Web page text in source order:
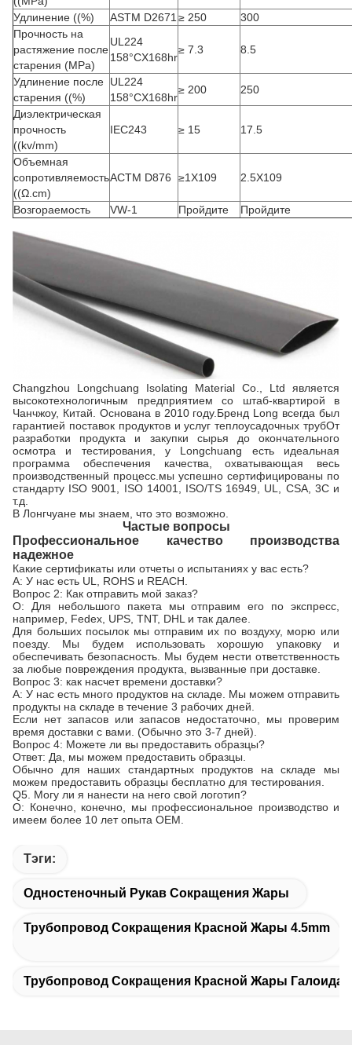
Удлинение ((%) ASTM D2671 ≥ 250
300
Прочность на
растяжение после
старения (MPa)
UL224
158°CX168hr
≥ 7.3 8.5
Удлинение после
старения ((%)
UL224
158°CX168hr
≥ 200
250
Диэлектрическая
прочность
((kv/mm)
IEC243 ≥ 15 17.5
Объемная
сопротивляемость
((Ω.cm)
АСТМ D876 ≥1X109 2.5X109
Возгораемость VW-1 Пройдите Пройдите
Changzhou Longchuang Isolating Material Co., Ltd является
высокотехнологичным предприятием со штаб-квартирой в
Чанчжоу, Китай. Основана в 2010 году.Бренд Long всегда был
гарантией поставок продуктов и услуг теплоусадочных трубОт
разработки продукта и закупки сырья до окончательного
осмотра и тестирования, у Longchuang есть идеальная
программа обеспечения качества, охватывающая весь
производственный процесс.мы успешно сертифицированы по
стандарту ISO 9001, ISO 14001, ISO/TS 16949, UL, CSA, 3C и
т.д.
В Лонгчуане мы знаем, что это возможно.
Частые вопросы
Профессиональное качество производства
надежное
Какие сертификаты или отчеты о испытаниях у вас есть?
A: У нас есть UL, ROHS и REACH.
Вопрос 2: Как отправить мой заказ?
О: Для небольшого пакета мы отправим его по экспресс,
например, Fedex, UPS, TNT, DHL и так далее.
Для больших посылок мы отправим их по воздуху, морю или
поезду. Мы будем использовать хорошую упаковку и
обеспечивать безопасность. Мы будем нести ответственность
за любые повреждения продукта, вызванные при доставке.
Вопрос 3: как насчет времени доставки?
A: У нас есть много продуктов на складе. Мы можем отправить
продукты на складе в течение 3 рабочих дней.
Если нет запасов или запасов недостаточно, мы проверим
время доставки с вами. (Обычно это 3-7 дней).
Вопрос 4: Можете ли вы предоставить образцы?
Ответ: Да, мы можем предоставить образцы.
Обычно для наших стандартных продуктов на складе мы
можем предоставить образцы бесплатно для тестирования.
Q5. Могу ли я нанести на него свой логотип?
О: Конечно, конечно, мы профессиональное производство и
имеем более 10 лет опыта OEM.
Тэги:
Одностеночный Рукав Сокращения Жары
Трубопровод Сокращения Красной Жары 4.5mm
Трубопровод Сокращения Красной Жары Галоида